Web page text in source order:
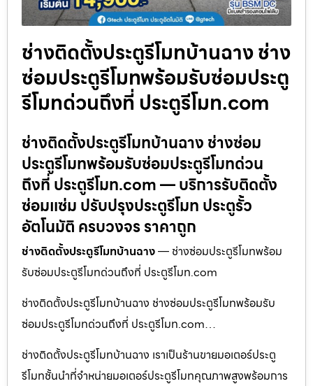
ช่างติดตั้งประตูรีโมทบ้านฉาง ช่าง
ซ่อมประตูรีโมทพร้อมรับซ่อมประตู
รีโมทด่วนถึงที่ ประตูรีโมท.com
ช่างติดตั้งประตูรีโมทบ้านฉาง ช่างซ่อม
ประตูรีโมทพร้อมรับซ่อมประตูรีโมทด่วน
ถึงที่ ประตูรีโมท.com — บริการรับติดตั้ง
ซ่อมแซ่ม ปรับปรุงประตูรีโมท ประตูรั้ว
อัตโนมัติ ครบวงจร ราคาถูก
ช่างติดตั้งประตูรีโมทบ้านฉาง— ช่างซ่อมประตูรีโมทพร้อม
รับซ่อมประตูรีโมทด่วนถึงที่ ประตูรีโมท.com
ช่างติดตั้งประตูรีโมทบ้านฉาง ช่างซ่อมประตูรีโมทพร้อมรับ
ซ่อมประตูรีโมทด่วนถึงที่ ประตูรีโมท.com…
ช่างติดตั้งประตูรีโมทบ้านฉาง เราเป็นร้านขายมอเตอร์ประตู
รีโมทชั้นนำที่จำหน่ายมอเตอร์ประตูรีโมทคุณภาพสูงพร้อมการ